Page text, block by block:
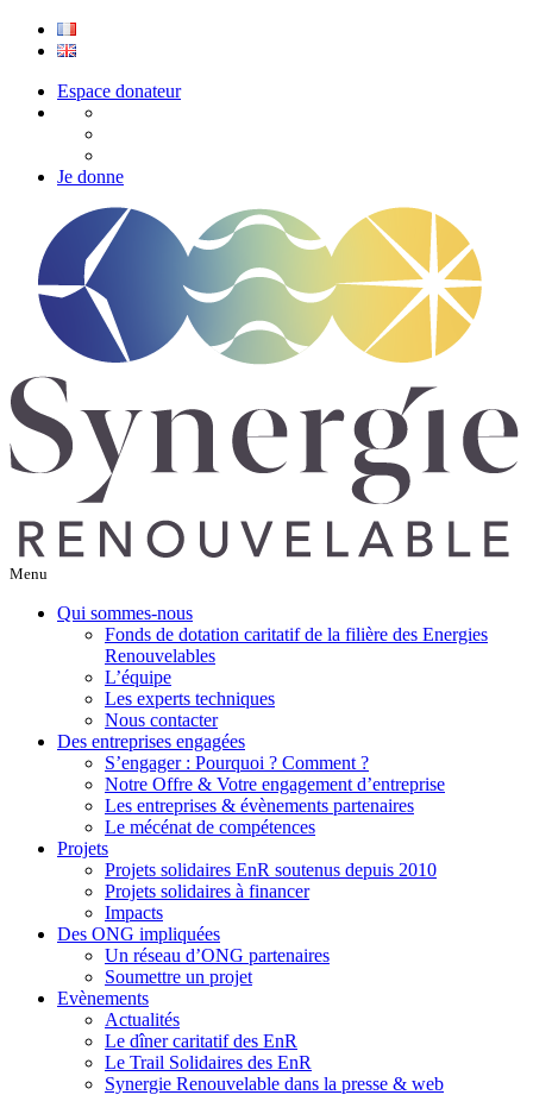
Espace donateur
Je donne
Menu
Qui sommes-nous
Fonds de dotation caritatif de la filière des Energies
Renouvelables
L’équipe
Les experts techniques
Nous contacter
Des entreprises engagées
S’engager : Pourquoi ? Comment ?
Notre Offre & Votre engagement d’entreprise
Les entreprises & évènements partenaires
Le mécénat de compétences
Projets
Projets solidaires EnR soutenus depuis 2010
Projets solidaires à financer
Impacts
Des ONG impliquées
Un réseau d’ONG partenaires
Soumettre un projet
Evènements
Actualités
Le dîner caritatif des EnR
Le Trail Solidaires des EnR
Synergie Renouvelable dans la presse & web